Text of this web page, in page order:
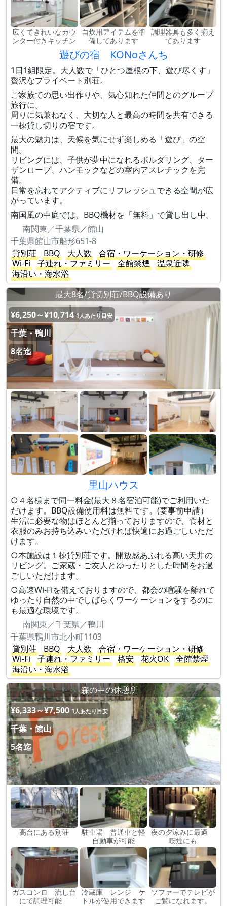
広くてきれいなカウ
ンター付きキッチン
自炊用アイテムを準
備してあります
調理器具も多く揃え
てあります
遊びの宿 KONoさんち
1日1組限定。大人数で「ひとつ屋根の下、遊び尽くす」
贅沢なプライベート別荘。
ご家族での思い出作りや、気心知れた仲間とのグループ
旅行に。
周りに気兼ねなく、大切な人と最高の時間を共有できる
一棟貸し切りの宿です。
最大の魅力は、天候を気にせず楽しめる「遊び」の空
間。
リビングには、子供が夢中になれるボルダリング、ター
ザンロープ、ハンモックなどの室内アスレチックを完
備。
日常を忘れてアクティブにリフレッシュできる空間が広
がっています。
南国風の中庭では、BBQ機材を「無料」で貸し出し中。
南関東／千葉県／館山
千葉県館山市船形651-8
貸別荘
BBQ 大人数
合宿・ワーケーション・研修
Wi-Fi
子連れ・ファミリー 全館禁煙
温泉近隣
海沿い・海水浴
最大8名/貸切別荘/BBQ設備あり
¥6,250～¥10,714 1人あたり目安
千葉・鴨川
8名迄
里山ハウス
○４名様まで同一料金(最大８名宿泊可能)でご利用いた
だけます。BBQ設備使用料は無料です。(要事前申請）
生活に必要な物はほとんど揃っておりますので、食材と
衣服のみお持ち込みいただければ快適にお過ごしいただ
けます。
○本施設は１棟貸別荘です。開放感あふれる高い天井の
リビング。ご家蔵・ご友人とゆったりとした時間をお過
ごしいただけます。
○高速Wi-Fiを備えておりますので、都会の喧騒を離れて
ゆったり自然の中でしばらくワーケーションをするのに
も最適な環境です。
南関東／千葉県／鴨川
千葉県鴨川市北小町1103
貸別荘
BBQ 大人数
合宿・ワーケーション・研修
Wi-Fi
子連れ・ファミリー 格安 花火OK
全館禁煙
海沿い・海水浴
森の中の休憩所
¥6,333～¥7,500 1人あたり目安
千葉・館山
5名迄
高台にある別荘
駐車場 普通車と軽
自動車が可能
夜の夕涼みに最適
喫煙にも
ガスコンロ 流し台
にて調理可能
冷蔵庫 レンジ ケ
トルが使用できます
ソファーでテレビが
ご覧になれます。